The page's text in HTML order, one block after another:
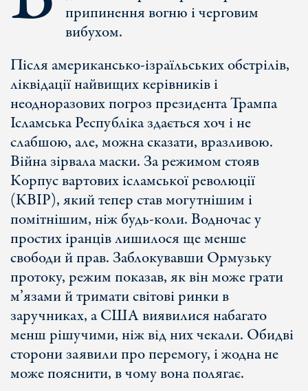
припинення вогню і черговим
вибухом.
Після американсько-ізраїльських обстрілів,
ліквідації найвищих керівників і
неодноразових погроз президента Трампа
Ісламська Республіка здається хоч і не
слабшою, але, можна сказати, вразливою.
Війна зірвала маски. За режимом стояв
Корпус вартових ісламської революції
(КВІР), який тепер став могутнішим і
помітнішим, ніж будь-коли. Водночас у
простих іранців лишилося ще менше
свободи й прав. Заблокувавши Ормузьку
протоку, режим показав, як він може грати
м’язами й тримати світові ринки в
заручниках, а США виявилися набагато
менш рішучими, ніж від них чекали. Обидві
сторони заявили про перемогу, і жодна не
може пояснити, в чому вона полягає.